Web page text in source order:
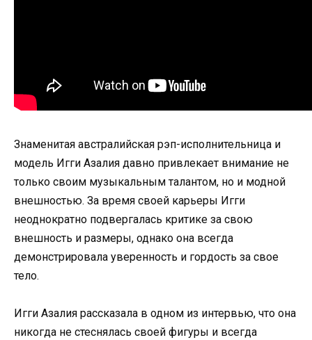
Знаменитая австралийская рэп-исполнительница и
модель Игги Азалия давно привлекает внимание не
только своим музыкальным талантом, но и модной
внешностью. За время своей карьеры Игги
неоднократно подвергалась критике за свою
внешность и размеры, однако она всегда
демонстрировала уверенность и гордость за свое
тело.
Игги Азалия рассказала в одном из интервью, что она
никогда не стеснялась своей фигуры и всегда